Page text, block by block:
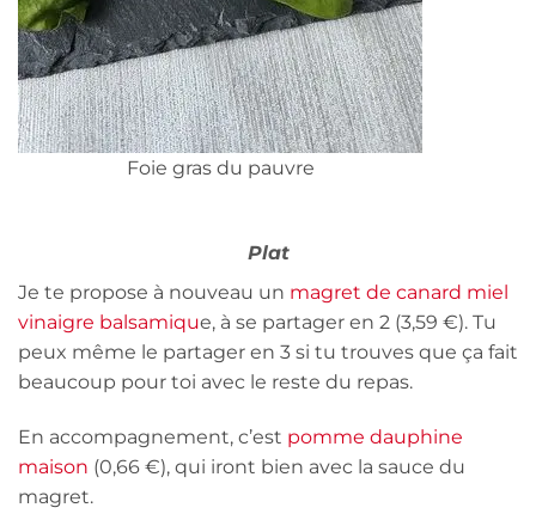
Foie gras du pauvre
Plat
Je te propose à nouveau un magret de canard miel
vinaigre balsamique, à se partager en 2 (3,59 €). Tu
peux même le partager en 3 si tu trouves que ça fait
beaucoup pour toi avec le reste du repas.
En accompagnement, c’est pomme dauphine
maison (0,66 €), qui iront bien avec la sauce du
magret.